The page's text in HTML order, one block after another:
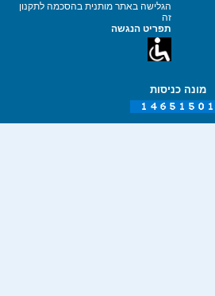
הגלישה באתר מותנית בהסכמה לתקנון
זה
תפריט הנגשה
מונה כניסות